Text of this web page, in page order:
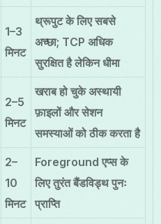
1–3
मिनट
थ्रूपुट के लिए सबसे
अच्छा; TCP अधिक
सुरक्षित है लेकिन धीमा
2–5
मिनट
खराब हो चुके अस्थायी
फ़ाइलों और सेशन
समस्याओं को ठीक करता है
2–
10
मिनट
Foreground एप्स के
लिए तुरंत बैंडविड्थ पुनः
प्राप्ति